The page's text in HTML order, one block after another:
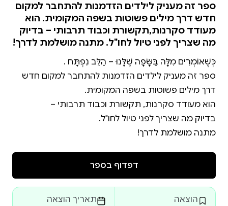
ספר זה מעניק לילדים הזדמנות להתחבר למקום
חדש דרך מילים פשוטות בשפה המקומית. הוא
מעודד סקרנות,תקשורת וכבוד תרבותי – בדיוק
מה שצריך לפני טיול לחו"ל. מתנה מושלמת לדרך!
מתנה מושלמת לדרך!
דפדוף בספר
הוצאה
תאריך הוצאה